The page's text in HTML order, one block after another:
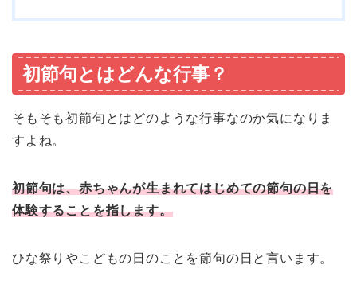
初節句とはどんな行事？
そもそも初節句とはどのような行事なのか気になりま
すよね。
初節句は、赤ちゃんが生まれてはじめての節句の日を
体験することを指します。
ひな祭りやこどもの日のことを節句の日と言います。